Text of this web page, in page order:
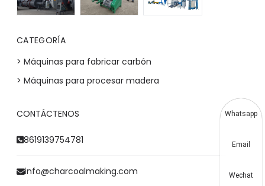
CATEGORÍA
> Máquinas para fabricar carbón
> Máquinas para procesar madera
CONTÁCTENOS
8619139754781
info@charcoalmaking.com
Whatsapp
Email
Wechat